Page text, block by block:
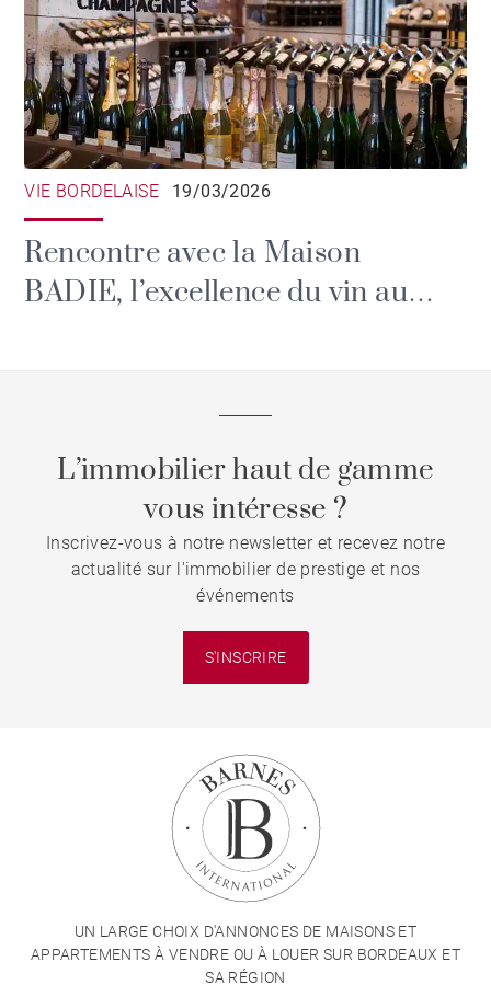
VIE BORDELAISE 19/03/2026
Rencontre avec la Maison
BADIE, l’excellence du vin au
L’immobilier haut de gamme
vous intéresse ?
Inscrivez-vous à notre newsletter et recevez notre
actualité sur l'immobilier de prestige et nos
événements
S'INSCRIRE
UN LARGE CHOIX D'ANNONCES DE MAISONS ET
APPARTEMENTS À VENDRE OU À LOUER SUR BORDEAUX ET
SA RÉGION